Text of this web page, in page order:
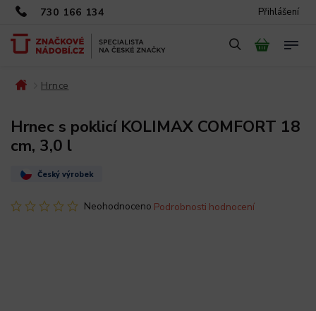
730 166 134 Přihlášení
Hrnce
Hrnec s poklicí KOLIMAX COMFORT 18
cm, 3,0 l
Český výrobek
Neohodnoceno Podrobnosti hodnocení